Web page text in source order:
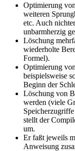
Optimierung
weiteren
etc. Auch
unbarmherzig
Löschung
wiederholte
Formel).
Optimierung
beispielsweise
Beginn der
Löschung von
werden (viele
stellt der
um.
Er faßt jeweils
Anweisung